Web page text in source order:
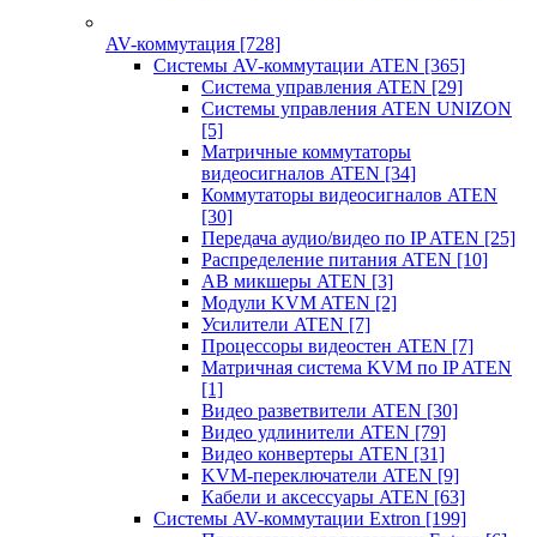
AV-коммутация [728]
Системы AV-коммутации ATEN [365]
Система управления ATEN [29]
Системы управления ATEN UNIZON
[5]
Матричные коммутаторы
видеосигналов ATEN [34]
Коммутаторы видеосигналов ATEN
[30]
Передача аудио/видео по IP ATEN [25]
Распределение питания ATEN [10]
АВ микшеры ATEN [3]
Модули KVM ATEN [2]
Усилители ATEN [7]
Процессоры видеостен ATEN [7]
Матричная система KVM по IP ATEN
[1]
Видео разветвители ATEN [30]
Видео удлинители ATEN [79]
Видео конвертеры ATEN [31]
KVM-переключатели ATEN [9]
Кабели и аксессуары ATEN [63]
Системы AV-коммутации Extron [199]